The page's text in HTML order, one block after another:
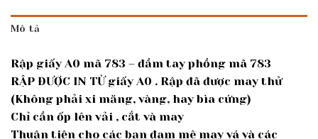
Mô tả
Rập giấy A0 mã 783 – đầm tay phồng mã 783
RẬP ĐƯỢC IN TỪ giấy A0 . Rập đã được may thử
(Không phải xi măng, vàng, hay bìa cứng)
Chỉ cần ốp lên vải , cắt và may
Thuận tiện cho các bạn đam mê may vá và các